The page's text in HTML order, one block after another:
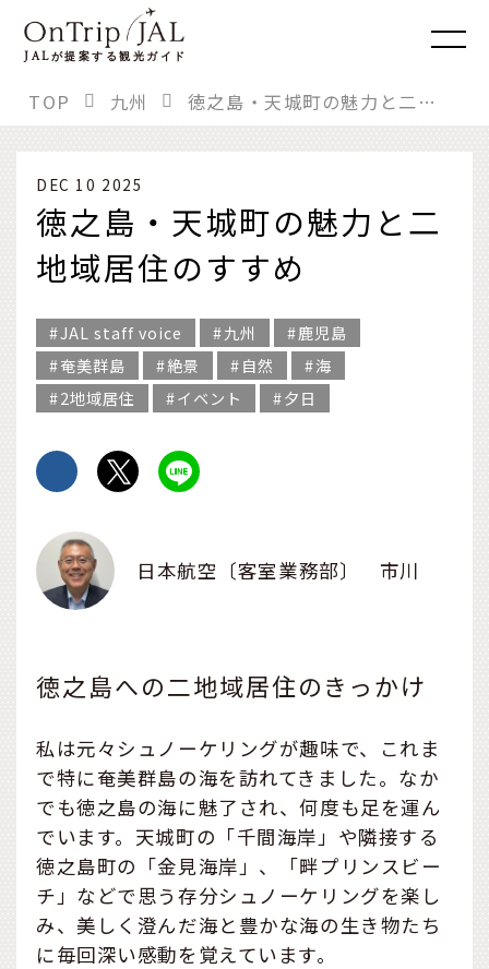
JALが提案する観光ガイド
TOP 九州 徳之島・天城町の魅力と二地域居住のすすめ
DEC 10 2025
徳之島・天城町の魅力と二
地域居住のすすめ
JAL staff voice 九州
鹿児島
奄美群島
絶景 自然
海
2地域居住
イベント 夕日
日本航空〔客室業務部〕 市川
徳之島への二地域居住のきっかけ
私は元々シュノーケリングが趣味で、これま
で特に奄美群島の海を訪れてきました。なか
でも徳之島の海に魅了され、何度も足を運ん
でいます。天城町の「千間海岸」や隣接する
徳之島町の「金見海岸」、「畔プリンスビー
チ」などで思う存分シュノーケリングを楽し
み、美しく澄んだ海と豊かな海の生き物たち
に毎回深い感動を覚えています。